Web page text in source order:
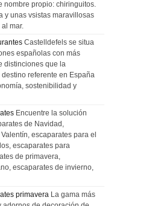
nombre propio: chiringuitos.
y unas vsistas maravillosas
mar.
Castelldefels se situa
españolas con más
distinciones que la
referente en España
sostenibilidad y
Encuentre la solución
de Navidad,
escaparates para el
escaparates para
de primavera,
escaparates de invierno,
primavera La gama más